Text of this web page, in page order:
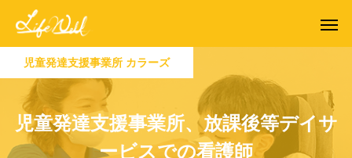
児童発達支援事業所、放課後等デイサ
ービスでの看護師
児童発達支援事業所 カラーズ